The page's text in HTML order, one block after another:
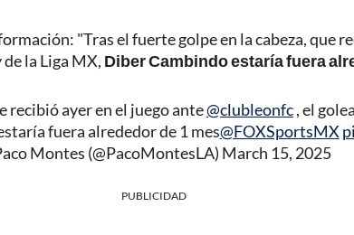
"Tras el fuerte golpe en la cabeza, que
la Liga MX, Diber Cambindo estaría fuera
recibió ayer en el juego ante@clubleonfc, el
fuera alrededor de 1 mes@FOXSportsMX
Montes (@PacoMontesLA) March 15, 2025
PUBLICIDAD